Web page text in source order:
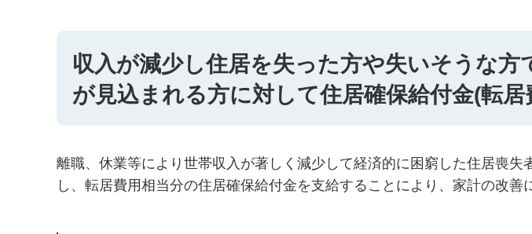
収入が減少し住居を失った方や失いそうな方
が見込まれる方に対して住居確保給付金(転
離職、休業等により世帯収入が著しく減少して経済的に困窮した住居喪失
し、転居費用相当分の住居確保給付金を支給することにより、家計の改善